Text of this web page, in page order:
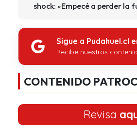
shock: «Empecé a perder la
Sigue a Pudahuel.cl
Recibe nuestros
CONTENIDO
Revisa